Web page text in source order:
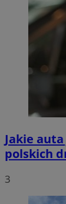
Jakie
polskich
3